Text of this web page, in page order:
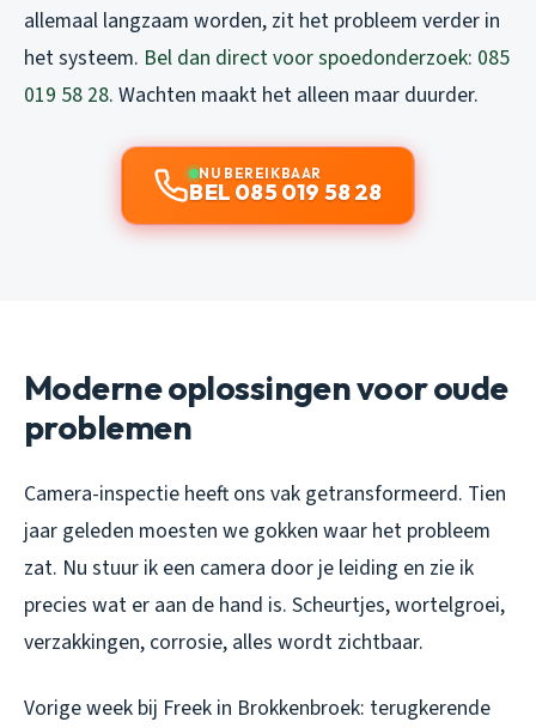
allemaal langzaam worden, zit het probleem verder in
het systeem. Bel dan direct voor spoedonderzoek: 085
019 58 28. Wachten maakt het alleen maar duurder.
NU BEREIKBAAR
BEL 085 019 58 28
Moderne oplossingen voor oude
problemen
Camera-inspectie heeft ons vak getransformeerd. Tien
jaar geleden moesten we gokken waar het probleem
zat. Nu stuur ik een camera door je leiding en zie ik
precies wat er aan de hand is. Scheurtjes, wortelgroei,
verzakkingen, corrosie, alles wordt zichtbaar.
Vorige week bij Freek in Brokkenbroek: terugkerende